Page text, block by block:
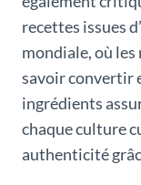
recettes issues
mondiale, où
savoir convertir
ingrédients
chaque culture
authenticité